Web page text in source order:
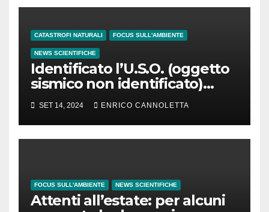
CATASTROFI NATURALI FOCUS SULL'AMBIENTE
NEWS SCIENTIFICHE
Identificato l’U.S.O. (oggetto
sismico non identificato)
osservato in Groenlandia
SET 14, 2024 ENRICO CANNOLETTA
FOCUS SULL'AMBIENTE NEWS SCIENTIFICHE
Attenti all’estate: per alcuni